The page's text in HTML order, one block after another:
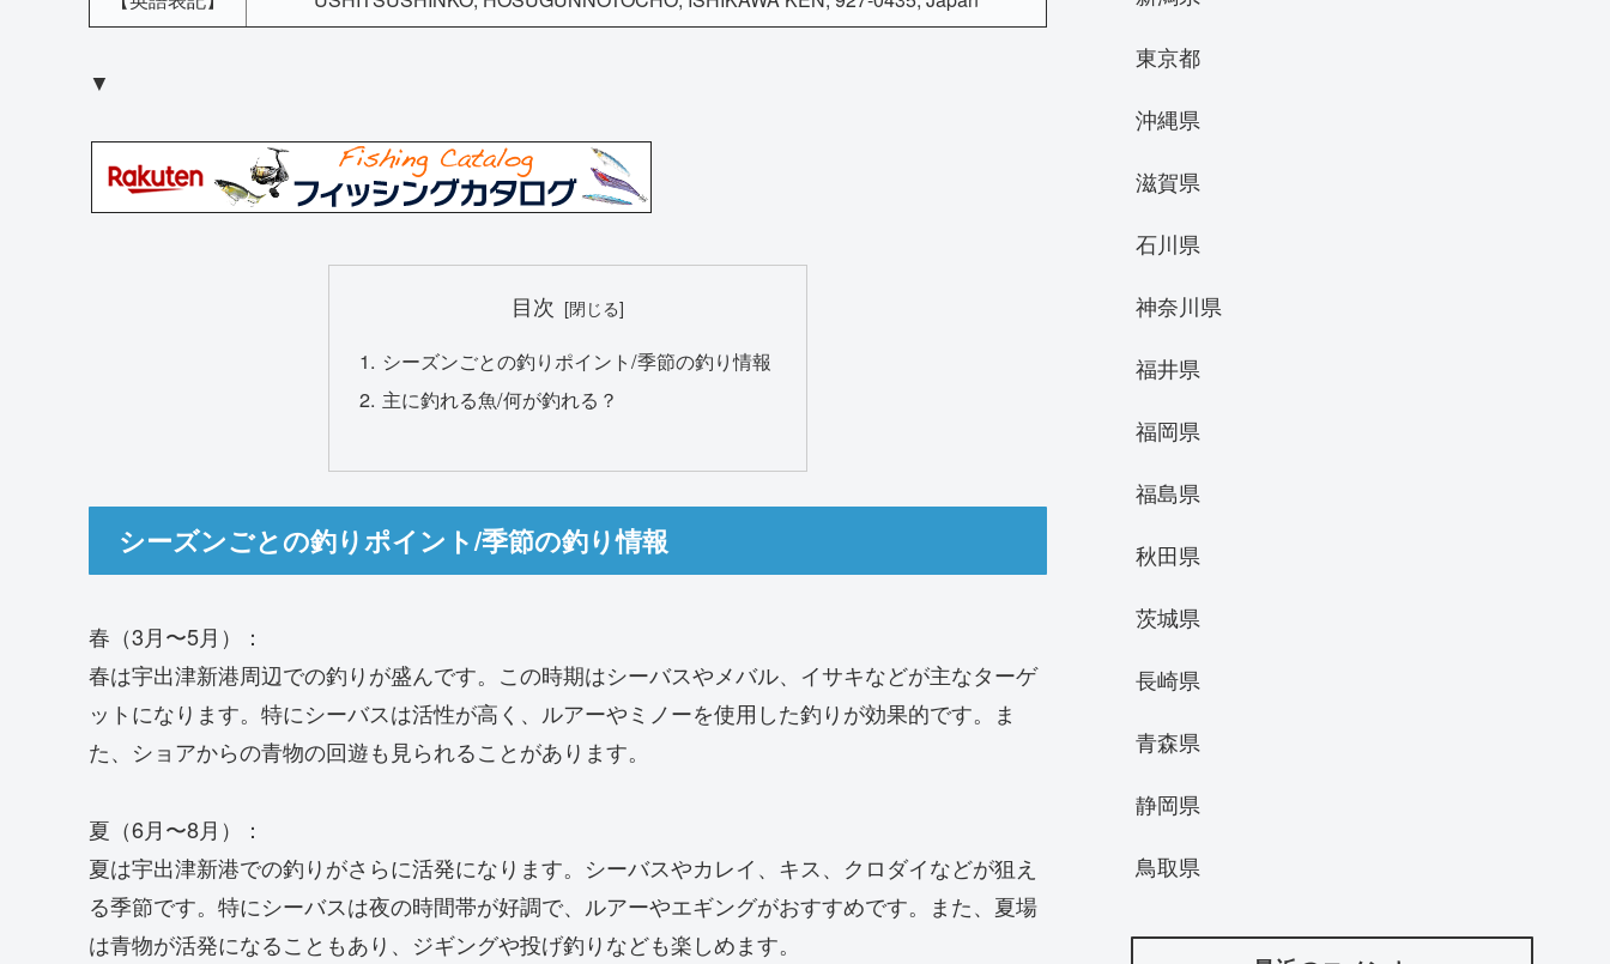
▼
目次
シーズンごとの釣りポイント/季節の釣り情報
主に釣れる魚/何が釣れる？
シーズンごとの釣りポイント/季節の釣り情報
春（3月〜5月）：
春は宇出津新港周辺での釣りが盛んです。この時期はシーバスやメバル、イサキなどが主なターゲ
ットになります。特にシーバスは活性が高く、ルアーやミノーを使用した釣りが効果的です。ま
た、ショアからの青物の回遊も見られることがあります。
夏（6月〜8月）：
夏は宇出津新港での釣りがさらに活発になります。シーバスやカレイ、キス、クロダイなどが狙え
る季節です。特にシーバスは夜の時間帯が好調で、ルアーやエギングがおすすめです。また、夏場
は青物が活発になることもあり、ジギングや投げ釣りなども楽しめます。
東京都
沖縄県
滋賀県
石川県
神奈川県
福井県
福岡県
福島県
秋田県
茨城県
長崎県
青森県
静岡県
鳥取県